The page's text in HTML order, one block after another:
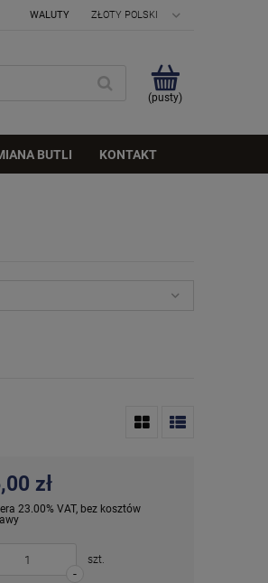
WALUTY
(pusty)
BUTLI KONTAKT
zł
23.00% VAT, bez kosztów
-
szt.